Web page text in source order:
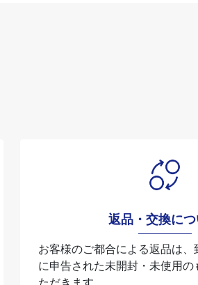
返品・交換に
お客様のご都合による返品は
に申告された未開封・未使⽤